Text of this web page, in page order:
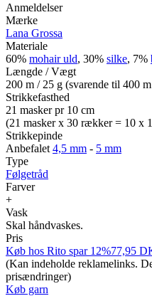
Anmeldelser
Mærke
Lana Grossa
Materiale
60% mohair uld, 30% silke, 7%
Længde / Vægt
200 m / 25 g (svarende til 400
Strikkefasthed
21 masker pr 10 cm
(21 masker x 30 rækker = 10 x
Strikkepinde
Anbefalet 4,5 mm - 5 mm
Type
Følgetråd
Farver
+
Vask
Skal håndvaskes.
Pris
Køb hos Rito spar 12%77,95
(Kan indeholde reklamelinks.
prisændringer)
Køb garn